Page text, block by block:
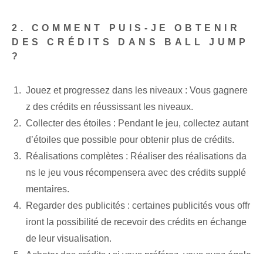
2. ‌COMMENT PUIS-JE OBTENIR
DES CRÉDITS DANS BALL JUMP
?
Jouez⁢ et progressez​ dans les niveaux :⁤ Vous gagnere
z des crédits en réussissant les niveaux.
Collecter des étoiles : Pendant le jeu, collectez autant
d’étoiles que possible pour obtenir plus de crédits.
Réalisations complètes : Réaliser des réalisations da
ns le jeu vous récompensera avec des crédits supplé
mentaires.
Regarder des publicités : certaines publicités vous offr
iront la possibilité de recevoir des crédits en échange
de leur visualisation.